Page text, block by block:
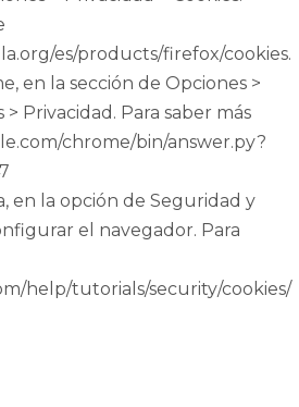
es/products/firefox/cookies.
en la sección de Opciones >
> Privacidad. Para saber más
chrome/bin/answer.py?
en la opción de Seguridad y
el navegador. Para
help/tutorials/security/cookies/